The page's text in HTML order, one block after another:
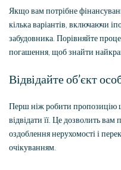
Якщо вам потрібне
кілька варіантів, включаючи
забудовника. Порівняйте
погашення, щоб знайти
Відвідайте об’єкт
Перш ніж робити пропозицію
відвідати її. Це дозволить
оздоблення нерухомості і
очікуванням.